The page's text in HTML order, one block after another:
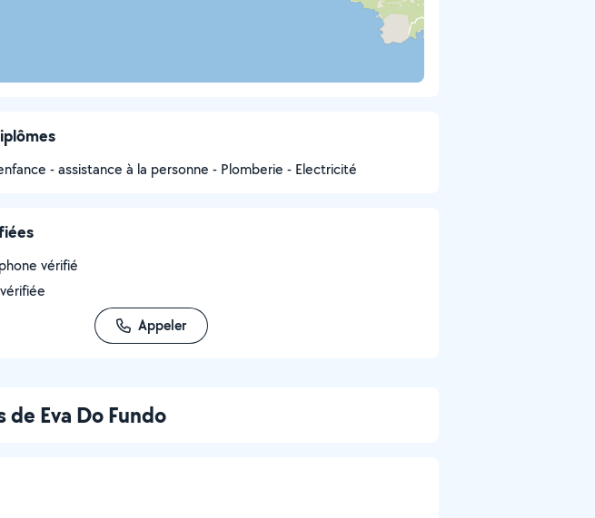
- assistance à la personne - Plomberie - Electricité
vérifié
Appeler
Eva Do Fundo